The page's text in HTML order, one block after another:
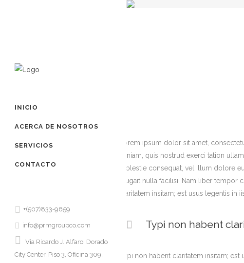
INICIO
ACERCA DE NOSOTROS
SERVICIOS
CONTACTO
+(507)833-9659
info@prmgroupco.com
Via Ricardo J. Alfaro, Dorado
City Center, Piso 3, Oficina 309.
Lorem ipsum dolor sit amet,
veniam, quis nostrud exerci tation
molestie consequat, vel illum dolore
feugait nulla facilisi. Nam liber
claritatem insitam; est usus legentis in
Typi non habent
Typi non habent claritatem insitam;